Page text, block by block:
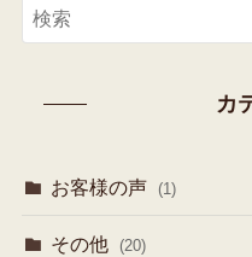
カ
お客様の声 (1)
その他 (20)